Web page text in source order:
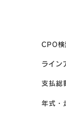
CPO検
ライン
支払総
年式・